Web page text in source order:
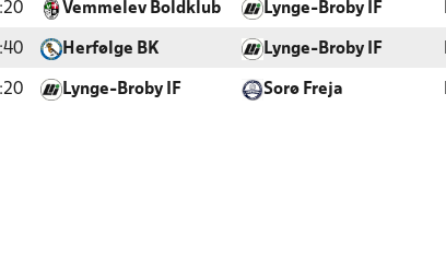
Vemmelev Boldklub Lynge-Broby IF
Herfølge BK Lynge-Broby IF
Lynge-Broby IF Sorø Freja